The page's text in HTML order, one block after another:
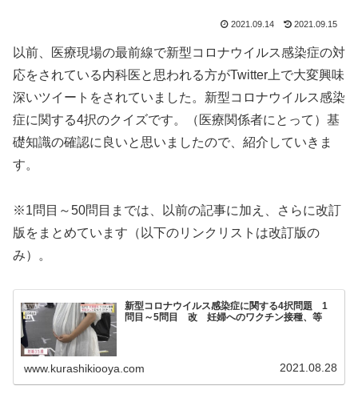
2021.09.14 2021.09.15
以前、医療現場の最前線で新型コロナウイルス感染症の対
応をされている内科医と思われる方がTwitter上で大変興味
深いツイートをされていました。新型コロナウイルス感染
症に関する4択のクイズです。（医療関係者にとって）基
礎知識の確認に良いと思いましたので、紹介していきま
す。
※1問目～50問目までは、以前の記事に加え、さらに改訂
版をまとめています（以下のリンクリストは改訂版の
み）。
新型コロナウイルス感染症に関する4択問題 1
問目～5問目 改 妊婦へのワクチン接種、等
www.kurashikiooya.com 2021.08.28